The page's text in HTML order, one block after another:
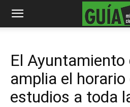
El Ayuntamiento
amplia el
estudios a toda